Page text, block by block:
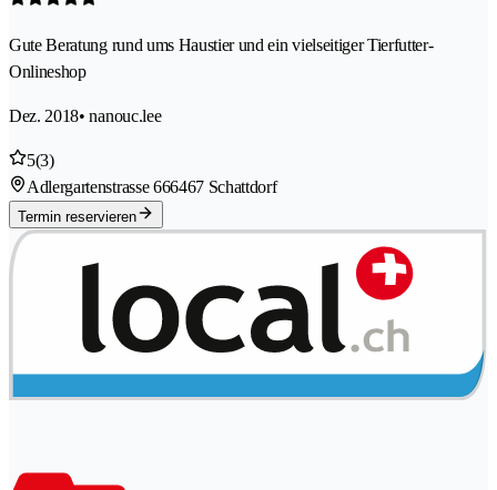
Gute Beratung rund ums Haustier und ein vielseitiger Tierfutter-
Onlineshop
Dez. 2018• nanouc.lee
5(3)
Adlergartenstrasse 666467 Schattdorf
Termin reservieren